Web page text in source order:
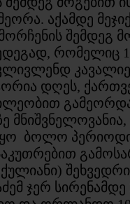
აქამდე
შემდეგ
რომელიც
დღეს,
ბოლო
ჯერ